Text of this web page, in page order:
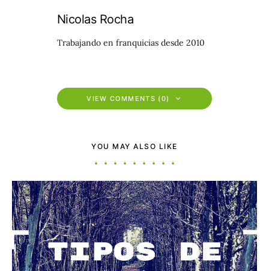
Nicolas Rocha
Trabajando en franquicias desde 2010
VIEW COMMENTS (0)
YOU MAY ALSO LIKE